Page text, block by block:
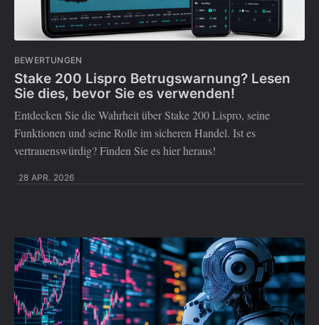
BEWERTUNGEN
Stake 200 Lispro Betrugswarnung? Lesen
Sie dies, bevor Sie es verwenden!
Entdecken Sie die Wahrheit über Stake 200 Lispro, seine
Funktionen und seine Rolle im sicheren Handel. Ist es
vertrauenswürdig? Finden Sie es hier heraus!
28 APR. 2026